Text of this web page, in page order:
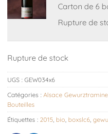
Carton de 6
Rupture de
Rupture de stock
UGS : GEW034x6
Catégories : Alsace
Bouteilles
Étiquettes : 2015 bio boxslc6